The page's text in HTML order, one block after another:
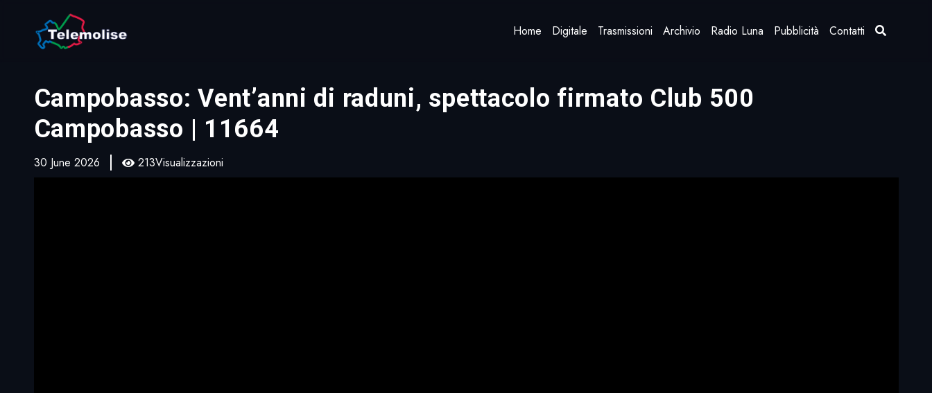
Home Digitale Trasmissioni Archivio Radio Luna Pubblicità Contatti
Campobasso: Vent’anni di raduni, spettacolo firmato Club 500
Campobasso | 11664
30 June 2026 213Visualizzazioni